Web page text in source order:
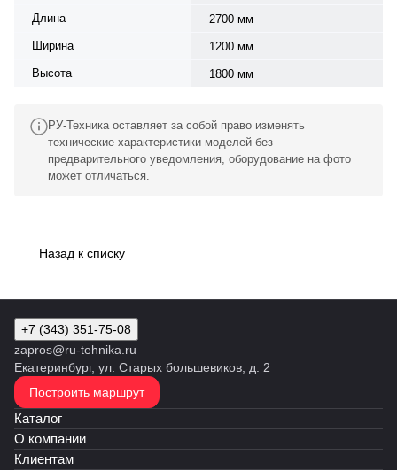
Длина
2700 мм
Ширина
1200 мм
Высота
1800 мм
РУ-Техника оставляет за собой право изменять
технические характеристики моделей без
предварительного уведомления, оборудование на фото
может отличаться.
Назад к списку
+7 (343) 351-75-08
zapros@ru-tehnika.ru
Екатеринбург, ул. Старых большевиков, д. 2
Построить маршрут
Каталог
О компании
Клиентам